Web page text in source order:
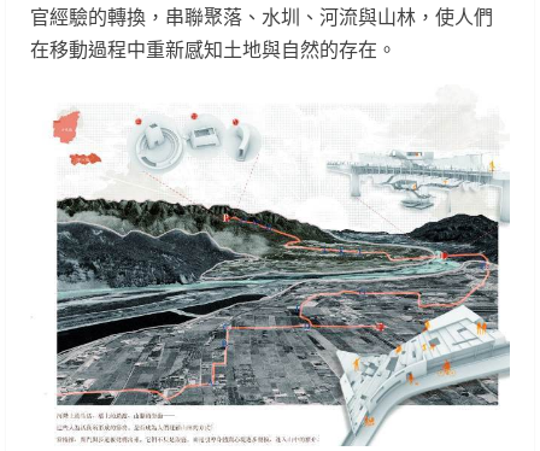
官經驗的轉換，串聯聚落、水圳、河流與山林，使人們
在移動過程中重新感知土地與自然的存在。